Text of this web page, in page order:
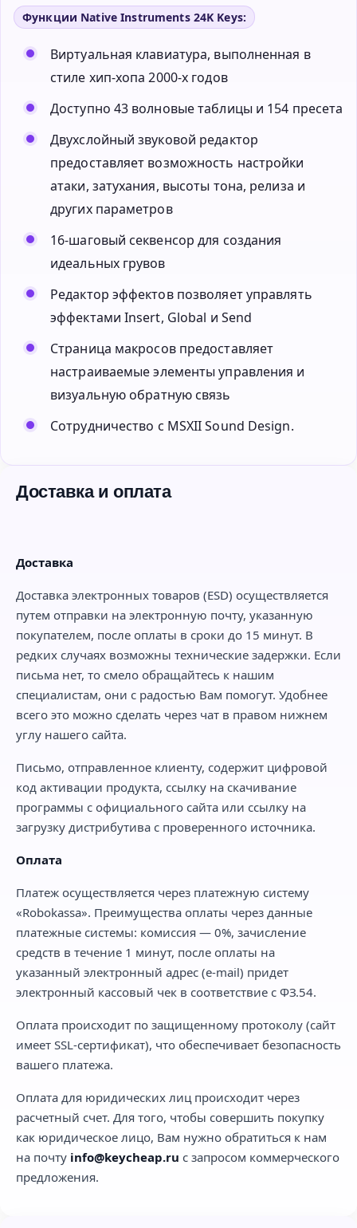
Функции Native Instruments 24K Keys:
Виртуальная клавиатура, выполненная в
стиле хип-хопа 2000-х годов
Доступно 43 волновые таблицы и 154 пресета
Двухслойный звуковой редактор
предоставляет возможность настройки
атаки, затухания, высоты тона, релиза и
других параметров
16-шаговый секвенсор для создания
идеальных грувов
Редактор эффектов позволяет управлять
эффектами Insert, Global и Send
Страница макросов предоставляет
настраиваемые элементы управления и
визуальную обратную связь
Сотрудничество с MSXII Sound Design.
Доставка и оплата
Доставка
Доставка электронных товаров (ESD) осуществляется
путем отправки на электронную почту, указанную
покупателем, после оплаты в сроки до 15 минут. В
редких случаях возможны технические задержки. Если
письма нет, то смело обращайтесь к нашим
специалистам, они с радостью Вам помогут. Удобнее
всего это можно сделать через чат в правом нижнем
углу нашего сайта.
Письмо, отправленное клиенту, содержит цифровой
код активации продукта, ссылку на скачивание
программы с официального сайта или ссылку на
загрузку дистрибутива с проверенного источника.
Оплата
Платеж осуществляется через платежную систему
«Robokassa». Преимущества оплаты через данные
платежные системы: комиссия — 0%, зачисление
средств в течение 1 минут, после оплаты на
указанный электронный адрес (e-mail) придет
электронный кассовый чек в соответствие с ФЗ.54.
Оплата происходит по защищенному протоколу (сайт
имеет SSL-сертификат), что обеспечивает безопасность
вашего платежа.
Оплата для юридических лиц происходит через
расчетный счет. Для того, чтобы совершить покупку
как юридическое лицо, Вам нужно обратиться к нам
на почту info@keycheap.ru с запросом коммерческого
предложения.